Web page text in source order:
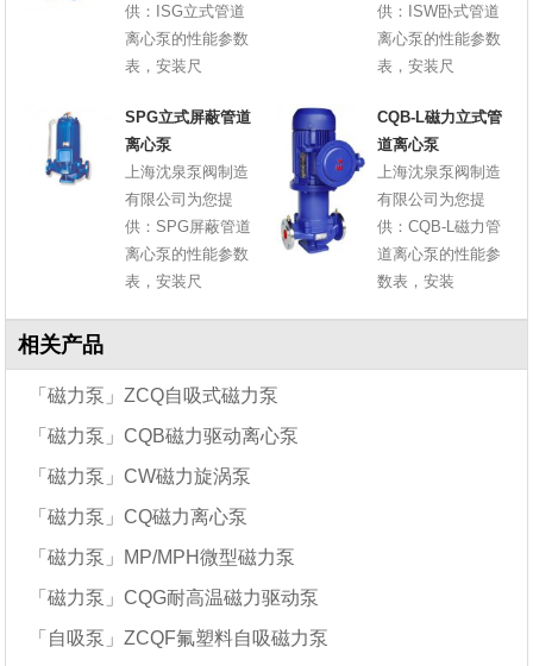
供：ISG立式管道
离心泵的性能参数
表，安装尺
供：ISW卧式管道
离心泵的性能参数
表，安装尺
SPG立式屏蔽管道
离心泵
上海沈泉泵阀制造
有限公司为您提
供：SPG屏蔽管道
离心泵的性能参数
表，安装尺
CQB-L磁力立式管
道离心泵
上海沈泉泵阀制造
有限公司为您提
供：CQB-L磁力管
道离心泵的性能参
数表，安装
相关产品
「磁力泵」ZCQ自吸式磁力泵
「磁力泵」CQB磁力驱动离心泵
「磁力泵」CW磁力旋涡泵
「磁力泵」CQ磁力离心泵
「磁力泵」MP/MPH微型磁力泵
「磁力泵」CQG耐高温磁力驱动泵
「自吸泵」ZCQF氟塑料自吸磁力泵